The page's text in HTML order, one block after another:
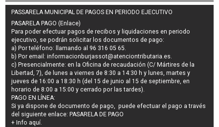
PASSARELA MUNICIPAL DE PAGOS EN PERIODO EJECUTIVO
PASARELA PAGO (Enlace)
Para poder efectuar pagos derecibos y liquidaciones en periodo
ejecutivo, se podrán solicitar los documentos de pago:
a) Por teléfono: llamando al 96 316 05 65.
b) Por email:informacionburjassot@atenciontributaria.es.
c) Presencialmente: en la Oficina de recaudación (C/ Mártires de la
Libertad, 7), de lunes a viernes de 8:30 a 14:30 h y lunes, martes y
jueves de 16:00 a 18:30 h (del 15 de junio al 15 de septiembre, en
horario de 8:00 a 15:00 y cerrado por las tardes).
PAGO EN LÍNEA:
Si ya dispone de documento de pago, puede efectuar el pago a través
del siguiente enlace: PASARELA DE PAGO
+ Info aquí.